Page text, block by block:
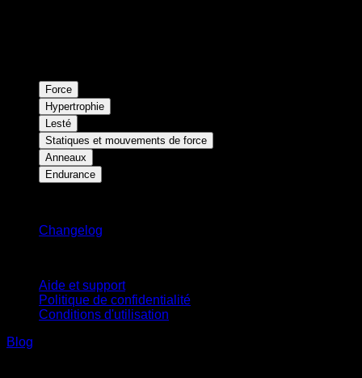
Force
Hypertrophie
Lesté
Statiques et mouvements de force
Anneaux
Endurance
Changelog
Aide et support
Politique de confidentialité
Conditions d'utilisation
Blog